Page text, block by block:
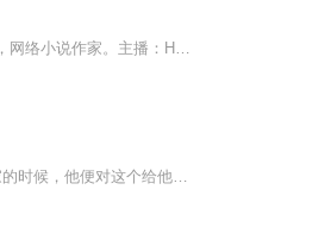
【内容简介】“我睁开眼睛的一瞬间，整个世界都变了！”【作者/主播简介】作者：七分惆怅，网络小说作家。主播：Hi_戒烟【购买须知】1、本作品为付费有声书，前146集为免费试听，购买成功后，即可收听，可下载重复收听。2、版权归原作者所有，严禁翻录成任...
幻城之心城樱空释心里只住了一个人。 他暗恋了十二年的人。卡索。 从五岁来到这个家的时候，他便对这个给他安全感的哥哥一见钟情，从此无法自拔。 我所能想到的未来，是我变得足够强大。护你一生安康。 此文为幻城现代架空同人...